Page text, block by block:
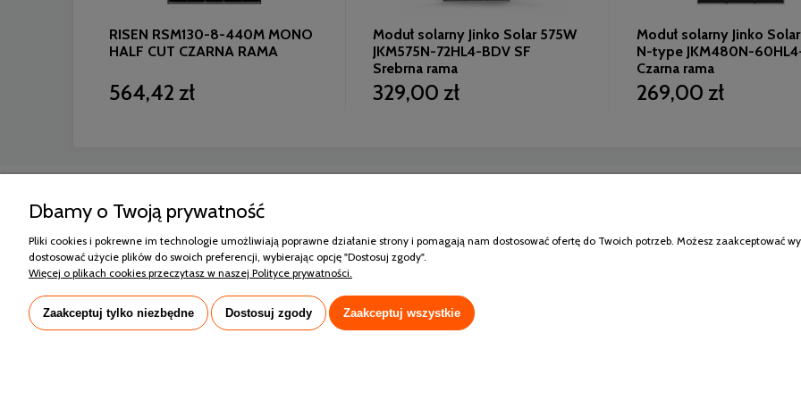
RISEN RSM130-8-440M MONO
HALF CUT CZARNA RAMA
564,42 zł
Moduł solarny Jinko Solar 575W
JKM575N-72HL4-BDV SF
Srebrna rama
329,00 zł
Moduł solarny Jinko
N-type JKM480N-
Czarna rama
269,00 zł
Formy płatności
Koszt dostawy
Reklamacje i zwroty
Sprawdź gwarancję modułów Jinko
Przechowalnia
Dbamy o Twoją prywatność
Pliki cookies i pokrewne im technologie umożliwiają poprawne działanie strony i pomagają nam dostosować ofertę do Twoich potrzeb. Możesz zaakceptować
dostosować użycie plików do swoich preferencji, wybierając opcję "Dostosuj zgody".
Więcej o plikach cookies przeczytasz w naszej Polityce prywatności.
Zaakceptuj tylko niezbędne Dostosuj zgody Zaakceptuj wszystkie